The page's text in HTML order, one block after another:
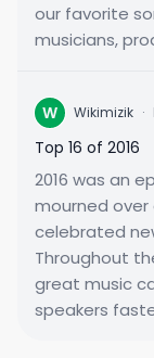
our favorite
musicians,
W Wikimizik ·
Top 16 of 2016
2016 was an
mourned over
celebrated
Throughout
great music
speakers